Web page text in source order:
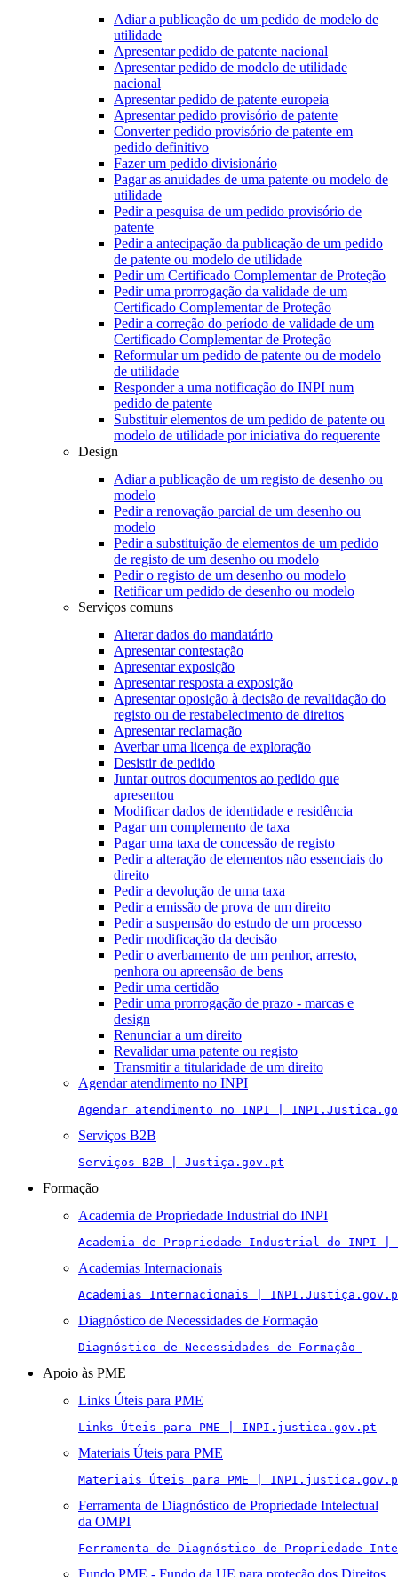
Adiar a publicação de um pedido de modelo de
utilidade
Apresentar pedido de patente nacional
Apresentar pedido de modelo de utilidade
nacional
Apresentar pedido de patente europeia
Apresentar pedido provisório de patente
Converter pedido provisório de patente em
pedido definitivo
Fazer um pedido divisionário
Pagar as anuidades de uma patente ou modelo de
utilidade
Pedir a pesquisa de um pedido provisório de
patente
Pedir a antecipação da publicação de um pedido
de patente ou modelo de utilidade
Pedir um Certificado Complementar de Proteção
Pedir uma prorrogação da validade de um
Certificado Complementar de Proteção
Pedir a correção do período de validade de um
Certificado Complementar de Proteção
Reformular um pedido de patente ou de modelo
de utilidade
Responder a uma notificação do INPI num
pedido de patente
Substituir elementos de um pedido de patente ou
modelo de utilidade por iniciativa do requerente
Design
Adiar a publicação de um registo de desenho ou
modelo
Pedir a renovação parcial de um desenho ou
modelo
Pedir a substituição de elementos de um pedido
de registo de um desenho ou modelo
Pedir o registo de um desenho ou modelo
Retificar um pedido de desenho ou modelo
Serviços comuns
Alterar dados do mandatário
Apresentar contestação
Apresentar exposição
Apresentar resposta a exposição
Apresentar oposição à decisão de revalidação do
registo ou de restabelecimento de direitos
Apresentar reclamação
Averbar uma licença de exploração
Desistir de pedido
Juntar outros documentos ao pedido que
apresentou
Modificar dados de identidade e residência
Pagar um complemento de taxa
Pagar uma taxa de concessão de registo
Pedir a alteração de elementos não essenciais do
direito
Pedir a devolução de uma taxa
Pedir a emissão de prova de um direito
Pedir a suspensão do estudo de um processo
Pedir modificação da decisão
Pedir o averbamento de um penhor, arresto,
penhora ou apreensão de bens
Pedir uma certidão
Pedir uma prorrogação de prazo - marcas e
design
Renunciar a um direito
Revalidar uma patente ou registo
Transmitir a titularidade de um direito
Agendar atendimento no INPI
Agendar atendimento no INPI |
Serviços B2B
Serviços B2B | Justiça.gov.pt
Formação
Academia de Propriedade Industrial do INPI
Academia de Propriedade Industrial do INPI
Academias Internacionais
Academias Internacionais |
Diagnóstico de Necessidades de Formação
Diagnóstico de Necessidades de Formação
Apoio às PME
Links Úteis para PME
Links Úteis para PME | INPI.justica.gov.pt
Materiais Úteis para PME
Materiais Úteis para PME |
Ferramenta de Diagnóstico de Propriedade Intelectual
da OMPI
Ferramenta de Diagnóstico de Propriedade
Fundo PME - Fundo da UE para proteção dos Direitos